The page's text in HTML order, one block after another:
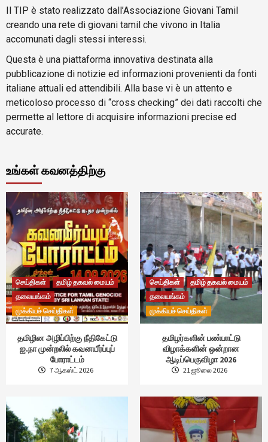
Il TIP è stato realizzato dall’Associazione Giovani Tamil
creando una rete di giovani tamil che vivono in Italia
accomunati dagli stessi interessi.
Questa è una piattaforma innovativa destinata alla
pubblicazione di notizie ed informazioni provenienti da fonti
italiane attuali ed attendibili. Alla base vi è un attento e
meticoloso processo di “cross checking” dei dati raccolti che
permette al lettore di acquisire informazioni precise ed
accurate.
உங்கள் கவனத்திற்கு
செய்திகள்
தமிழ் தகவல் மையம்
தலையங்கம்
முக்கியச் செய்திகள்
தமிழின அழிப்பிற்கு நீதிகேட்டு
ஐ.நா முன்றலில் கவனயீர்ப்புப்
போராட்டம்
7 ஆகஸ்ட் 2026
செய்திகள்
தமிழ் தகவல் மையம்
தலையங்கம்
முக்கியச் செய்திகள்
தமிழர்களின் பண்பாட்டு
விழாக்களின் ஒன்றான
ஆடிப்பெருவிழா 2026
21 ஜூலை 2026